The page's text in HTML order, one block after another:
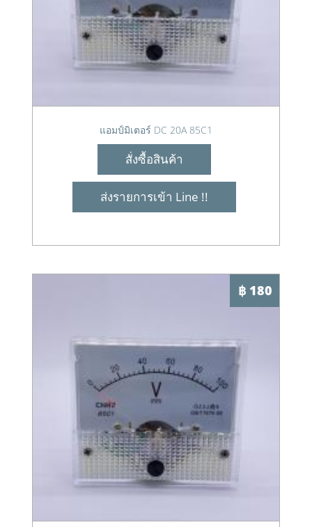
แอมป์มิเตอร์ DC 20A 85C1
สั่งซื้อสินค้า
ส่งรายการเข้า Line !!
฿ 180